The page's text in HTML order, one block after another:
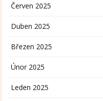
Červen 2025
Duben 2025
Březen 2025
Únor 2025
Leden 2025